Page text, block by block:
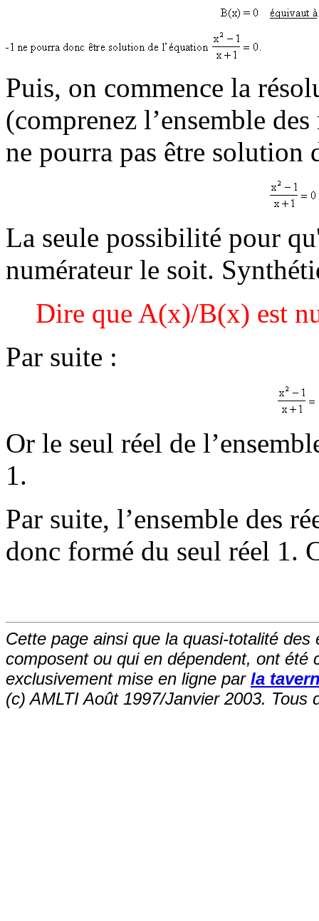
Puis, on commence la
(comprenez l’ensemble
ne pourra pas être solution
La seule possibilité pour
numérateur le soit.
Dire que A(x)/B(x) est
Par suite :
Or le seul réel de
1.
Par suite, l’ensemble des
donc formé du seul réel 1.
Cette page ainsi que la quasi-totalité
composent ou qui en dépendent, ont
exclusivement mise en ligne par la
(c) AMLTI Août 1997/Janvier 2003. Tous